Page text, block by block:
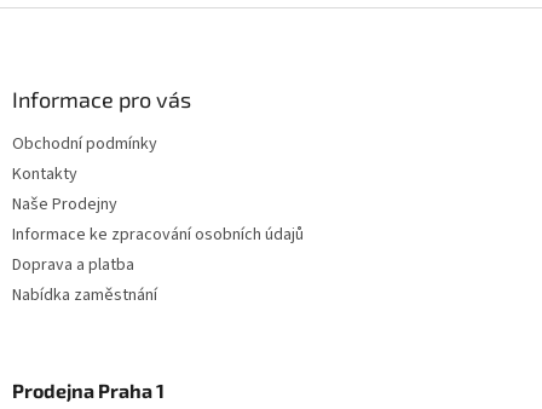
Informace pro vás
Obchodní podmínky
Kontakty
Naše Prodejny
Informace ke zpracování osobních údajů
Doprava a platba
Nabídka zaměstnání
Prodejna Praha 1